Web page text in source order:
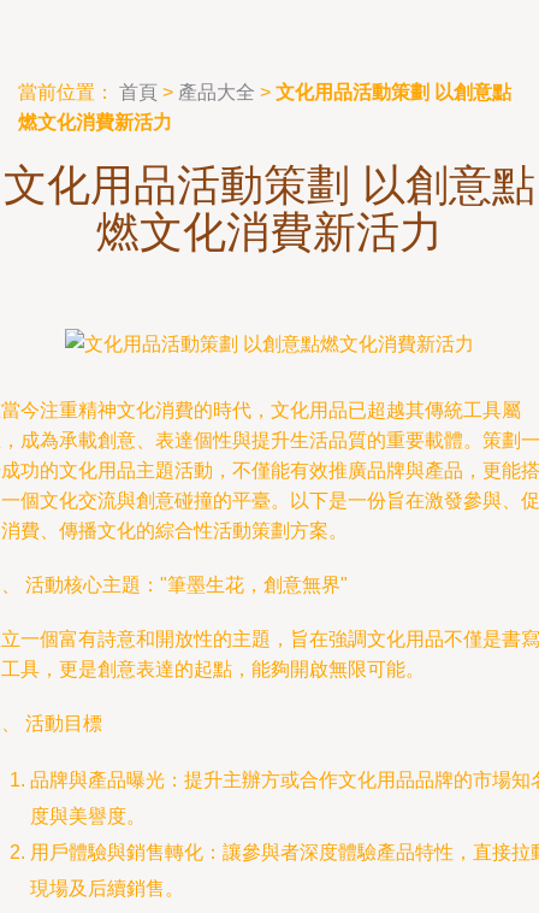
當前位置： 首頁 > 產品大全 > 文化用品活動策劃 以創意點
燃文化消費新活力
文化用品活動策劃 以創意點
燃文化消費新活力
今注重精神文化消費的時代，文化用品已超越其傳統工具屬
成為承載創意、表達個性與提升生活品質的重要載體。策劃一
功的文化用品主題活動，不僅能有效推廣品牌與產品，更能搭
個文化交流與創意碰撞的平臺。以下是一份旨在激發參與、促
費、傳播文化的綜合性活動策劃方案。
活動核心主題："筆墨生花，創意無界"
一個富有詩意和開放性的主題，旨在強調文化用品不僅是書寫
具，更是創意表達的起點，能夠開啟無限可能。
活動目標
品牌與產品曝光：提升主辦方或合作文化用品品牌的市場知
度與美譽度。
用戶體驗與銷售轉化：讓參與者深度體驗產品特性，直接拉
現場及后續銷售。